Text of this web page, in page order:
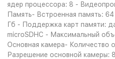
ядер процессора: 8 -
Память- Встроенная память:
Гб - Поддержка карт памяти:
microSDHC - Максимальный
Основная камера- Количество
Разрешение основной